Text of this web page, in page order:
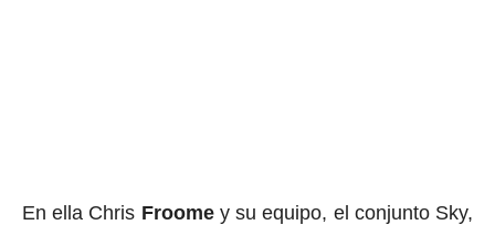
En ella Chris Froomey su equipo, el conjunto Sky,